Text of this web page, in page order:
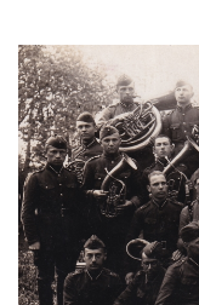
Image